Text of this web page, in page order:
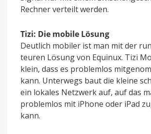
Rechner verteilt werden.
Tizi: Die mobile Lösung
Deutlich mobiler ist man mit der
teuren Lösung von Equinux. Tizi
klein, dass es problemlos
kann. Unterwegs baut die kleine
ein lokales Netzwerk auf, auf das
problemlos mit iPhone oder iPad
kann.